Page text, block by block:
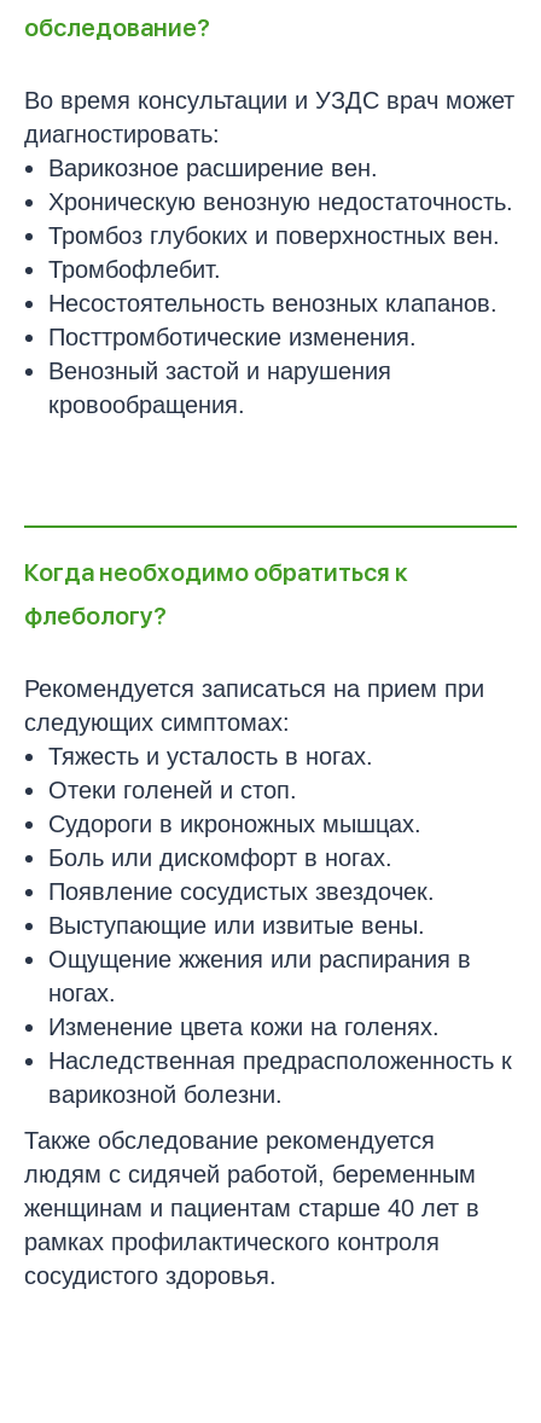
обследование?
Во время консультации и УЗДС врач может
диагностировать:
Варикозное расширение вен.
Хроническую венозную недостаточность.
Тромбоз глубоких и поверхностных вен.
Тромбофлебит.
Несостоятельность венозных клапанов.
Посттромботические изменения.
Венозный застой и нарушения
кровообращения.
Когда необходимо обратиться к
флебологу?
Рекомендуется записаться на прием при
следующих симптомах:
Тяжесть и усталость в ногах.
Отеки голеней и стоп.
Судороги в икроножных мышцах.
Боль или дискомфорт в ногах.
Появление сосудистых звездочек.
Выступающие или извитые вены.
Ощущение жжения или распирания в
ногах.
Изменение цвета кожи на голенях.
Наследственная предрасположенность к
варикозной болезни.
Также обследование рекомендуется
людям с сидячей работой, беременным
женщинам и пациентам старше 40 лет в
рамках профилактического контроля
сосудистого здоровья.